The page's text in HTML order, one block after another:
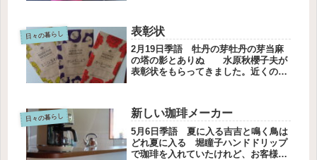
ぴったりで、いつも癒されます。店内
にある物は、どれも素敵です。今日
は...
日々の暮らし 表彰状
2月19日季語 牡丹の芽牡丹の芽当麻
の塔の影とありぬ 水原秋櫻子夫が
表彰状をもらってきました。近くの小
物はどの子が色を塗ったのでしょう。
私がやっている学習塾に通ってきて
い...
日々の暮らし 新しい珈琲メーカー
5月6日季語 夏に入る吉吉と鳴く鳥は
どれ夏に入る 堀瞳子ハンドドリップ
で珈琲を入れていたけれど、お客様が